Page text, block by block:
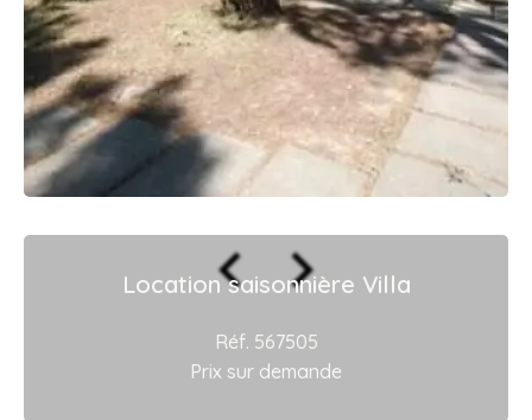
Location saisonnière Villa
Réf. 567505
Prix sur demande